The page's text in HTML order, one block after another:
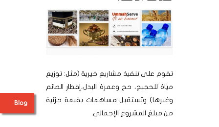
تقوم على تنفيذ مشاريع خيرية (مثل: توزيع
مياة للحجيج، حج وعمرة البدل،إفطار الصائم
وغيرها) وتستقبل مساهمات بقيمة جزئية
من مبلغ المشروع الإجمالي.
Blog